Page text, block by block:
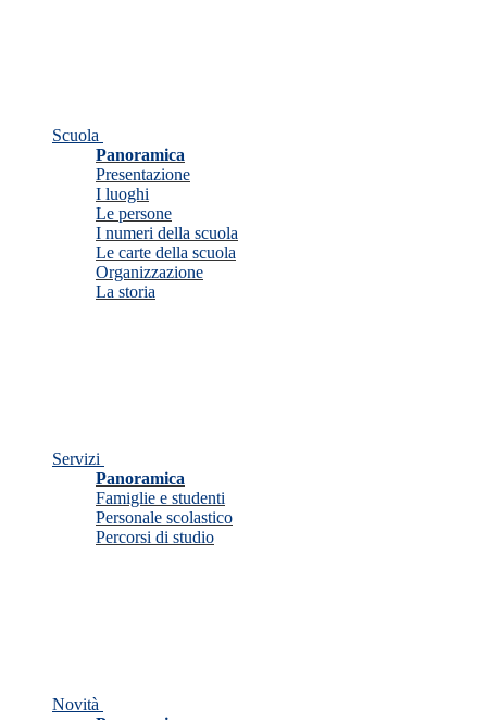
Scuola
Panoramica
Presentazione
I luoghi
Le persone
I numeri della scuola
Le carte della scuola
Organizzazione
La storia
Servizi
Panoramica
Famiglie e studenti
Personale scolastico
Percorsi di studio
Novità